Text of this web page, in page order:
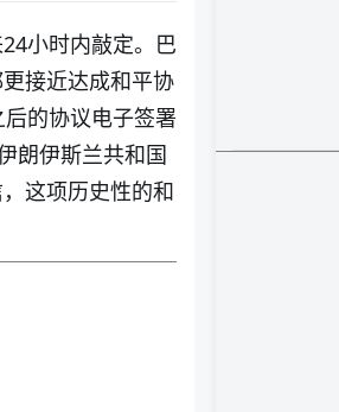
小时内敲定。巴
接近达成和平协
的协议电子签署
朗伊斯兰共和国
这项历史性的和